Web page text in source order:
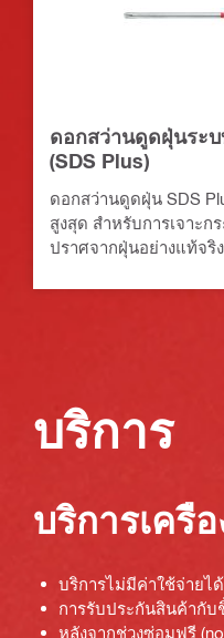
ดอกสว่านดูดฝุ่นระบ
(SDS Plus)
ดอกสว่านดูดฝุ่น SDS
สูงสุด สำหรับการเจาะ
ปราศจากฝุ่นอย่างแท้จริง
บริการ
บริการเครื่
บริการไม่มีค่าใช้จ่ายไ
การรับประกันสินค้ากับ
หลังจากช่วงซ่อมฟรี